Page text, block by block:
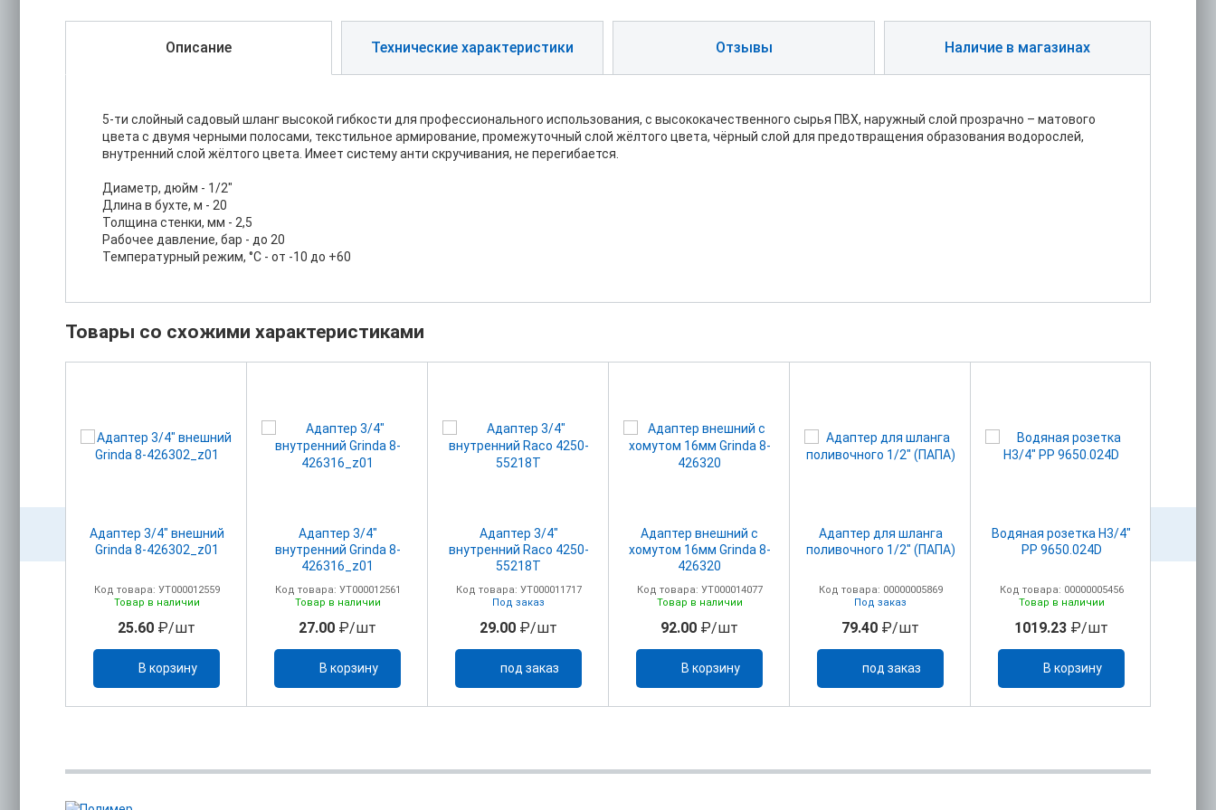
Описание Технические характеристики Отзывы Наличие в магазинах
5-ти слойный садовый шланг высокой гибкости для профессионального использования, с высококачественного сырья ПВХ, наружный слой прозрачно – матового
цвета с двумя черными полосами, текстильное армирование, промежуточный слой жёлтого цвета, чёрный слой для предотвращения образования водорослей,
внутренний слой жёлтого цвета. Имеет систему анти скручивания, не перегибается.
Диаметр, дюйм - 1/2"
Длина в бухте, м - 20
Толщина стенки, мм - 2,5
Рабочее давление, бар - до 20
Температурный режим, °С - от -10 до +60
Товары со схожими характеристиками
Адаптер 3/4" внешний
Grinda 8-426302_z01
Код товара: УТ000012559
Товар в наличии
25.60 ₽/шт
В корзину
Адаптер 3/4"
внутренний Grinda 8-
426316_z01
Код товара: УТ000012561
Товар в наличии
27.00 ₽/шт
В корзину
Адаптер 3/4"
внутренний Raco 4250-
55218Т
Код товара: УТ000011717
Под заказ
29.00 ₽/шт
под заказ
Адаптер внешний с
хомутом 16мм Grinda 8-
426320
Код товара: УТ000014077
Товар в наличии
92.00 ₽/шт
В корзину
Адаптер для шланга
поливочного 1/2" (ПАПА)
Код товара: 00000005869
Под заказ
79.40 ₽/шт
под заказ
Водяная розетка Н3/4"
PP 9650.024D
Код товара: 00000005456
Товар в наличии
1019.23 ₽/шт
В корзину